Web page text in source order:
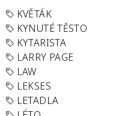
KVĚTÁK
KYNUTÉ TĚSTO
KYTARISTA
LARRY PAGE
LAW
LEKSES
LETADLA